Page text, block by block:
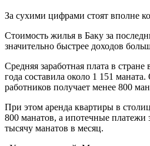
За сухими цифрами стоят вполне
Стоимость жилья в Баку за
значительно быстрее доходов
Средняя заработная плата в
года составила около 1 151 маната.
работников получает менее 800
При этом аренда квартиры в
800 манатов, а ипотечные
тысячу манатов в месяц.